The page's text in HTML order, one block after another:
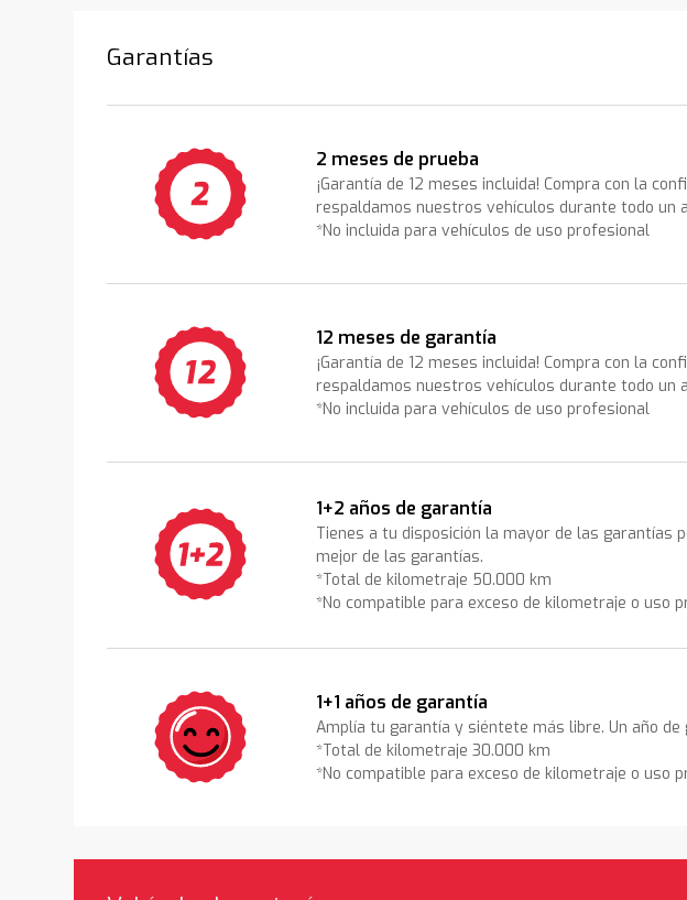
Garantías
2 meses de prueba
¡Garantía de 12 meses incluida! Compra con la
respaldamos nuestros vehículos durante todo un
*No incluida para vehículos de uso profesional
12 meses de garantía
¡Garantía de 12 meses incluida! Compra con la
respaldamos nuestros vehículos durante todo un
*No incluida para vehículos de uso profesional
1+2 años de garantía
Tienes a tu disposición la mayor de las garantías
mejor de las garantías.
*Total de kilometraje 50.000 km
*No compatible para exceso de kilometraje o uso
1+1 años de garantía
Amplía tu garantía y siéntete más libre. Un año
*Total de kilometraje 30.000 km
*No compatible para exceso de kilometraje o uso